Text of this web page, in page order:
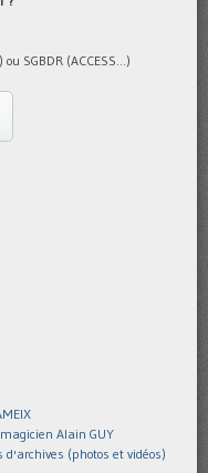
SGBDR (ACCESS...)
Alain GUY
(photos et vidéos)